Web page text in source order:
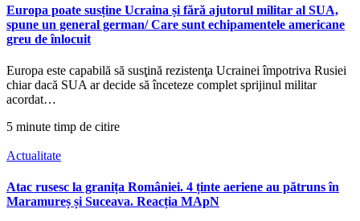
Europa poate susține Ucraina și fără ajutorul militar al SUA,
spune un general german/ Care sunt echipamentele americane
greu de înlocuit
Europa este capabilă să susţină rezistenţa Ucrainei împotriva Rusiei
chiar dacă SUA ar decide să înceteze complet sprijinul militar
acordat…
5 minute timp de citire
Actualitate
Atac rusesc la granița României. 4 ținte aeriene au pătruns în
Maramureș și Suceava. Reacția MApN